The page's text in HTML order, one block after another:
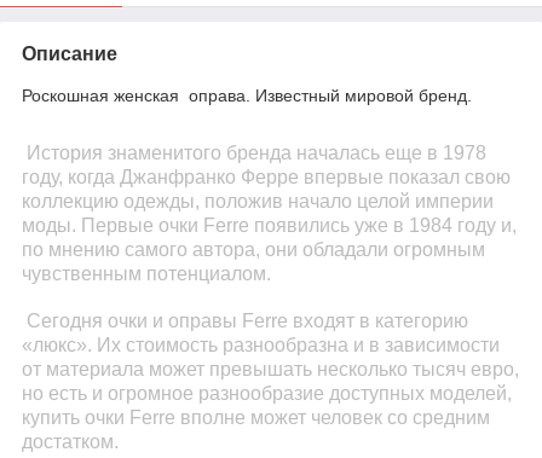
Описание
Роскошная женская оправа. Известный мировой бренд.
История знаменитого бренда началась еще в 1978
году, когда Джанфранко Ферре впервые показал свою
коллекцию одежды, положив начало целой империи
моды. Первые очки Ferre появились уже в 1984 году и,
по мнению самого автора, они обладали огромным
чувственным потенциалом.
Сегодня очки и оправы Ferre входят в категорию
«люкс». Их стоимость разнообразна и в зависимости
от материала может превышать несколько тысяч евро,
но есть и огромное разнообразие доступных моделей,
купить очки Ferre вполне может человек со средним
достатком.